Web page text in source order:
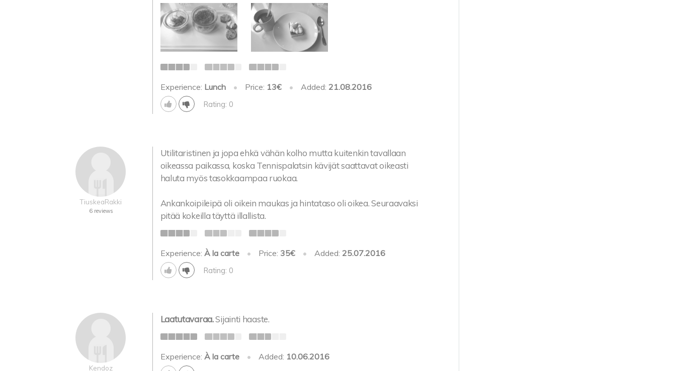
Experience: Lunch • Price: 13€ • Added: 21.08.2016
Rating: 0
TiuskeaRakki
6 reviews
Utilitaristinen ja jopa ehkä vähän kolho mutta kuitenkin tavallaan
oikeassa paikassa, koska Tennispalatsin kävijät saattavat oikeasti
haluta myös tasokkaampaa ruokaa.
Ankankoipileipä oli oikein maukas ja hintataso oli oikea. Seuraavaksi
pitää kokeilla täyttä illallista.
Experience: À la carte • Price: 35€ • Added: 25.07.2016
Rating: 0
Kendoz
Laatutavaraa.Sijainti haaste.
Experience: À la carte • Added: 10.06.2016